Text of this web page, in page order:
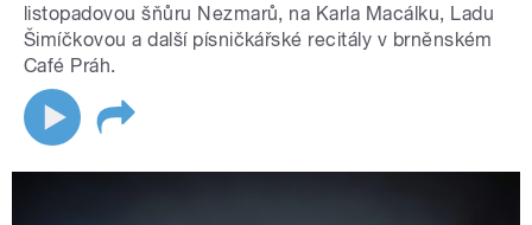
listopadovou šňůru Nezmarů, na Karla Macálku, Ladu
Šimíčkovou a další písničkářské recitály v brněnském
Café Práh.